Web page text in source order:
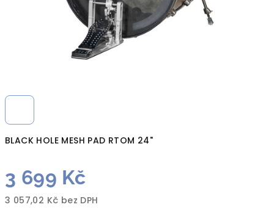
BLACK HOLE MESH PAD RTOM 24"
3 699 Kč
3 057,02 Kč bez DPH